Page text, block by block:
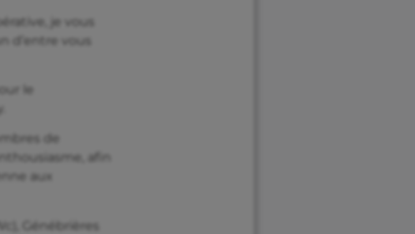
je vous
d’entre vous
le
de
afin
aux
Génébrières